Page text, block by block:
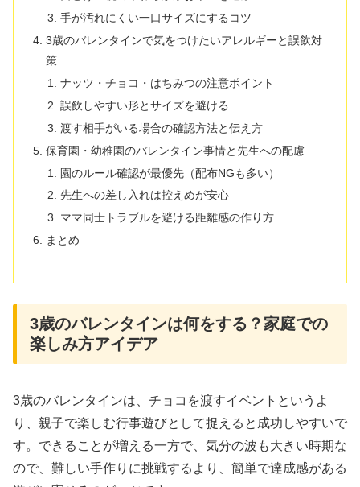
手が汚れにくい一口サイズにするコツ
3歳のバレンタインで気をつけたいアレルギーと誤飲対
策
ナッツ・チョコ・はちみつの注意ポイント
誤飲しやすい形とサイズを避ける
渡す相手がいる場合の確認方法と伝え方
保育園・幼稚園のバレンタイン事情と先生への配慮
園のルール確認が最優先（配布NGも多い）
先生への差し入れは控えめが安心
ママ同士トラブルを避ける距離感の作り方
まとめ
3歳のバレンタインは何をする？家庭での
楽しみ方アイデア
3歳のバレンタインは、チョコを渡すイベントというよ
り、親子で楽しむ行事遊びとして捉えると成功しやすいで
す。できることが増える一方で、気分の波も大きい時期な
ので、難しい手作りに挑戦するより、簡単で達成感がある